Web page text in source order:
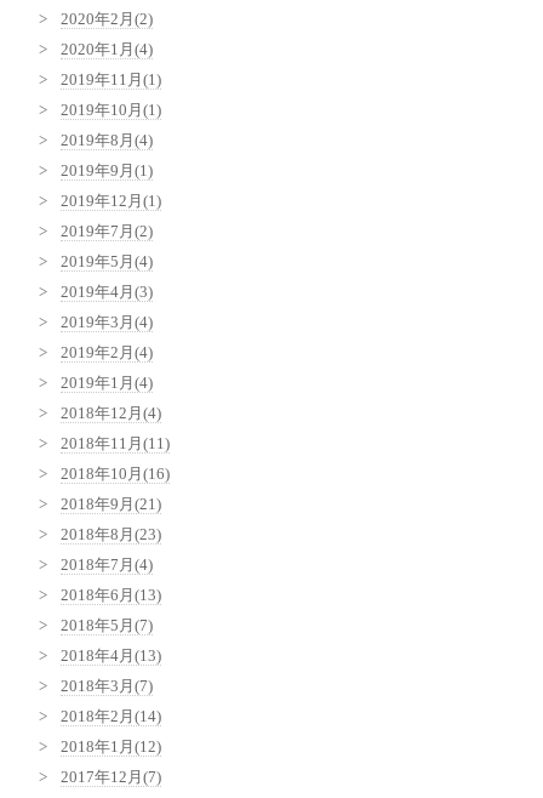
2020年2月(2)
2020年1月(4)
2019年11月(1)
2019年10月(1)
2019年8月(4)
2019年9月(1)
2019年12月(1)
2019年7月(2)
2019年5月(4)
2019年4月(3)
2019年3月(4)
2019年2月(4)
2019年1月(4)
2018年12月(4)
2018年11月(11)
2018年10月(16)
2018年9月(21)
2018年8月(23)
2018年7月(4)
2018年6月(13)
2018年5月(7)
2018年4月(13)
2018年3月(7)
2018年2月(14)
2018年1月(12)
2017年12月(7)